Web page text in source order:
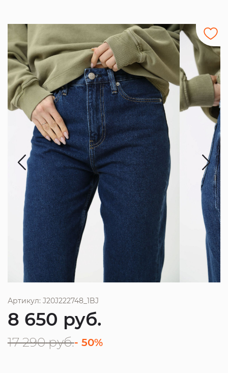
Артикул: J20J222748_1BJ
8 650 руб.
17 290 руб.- 50%